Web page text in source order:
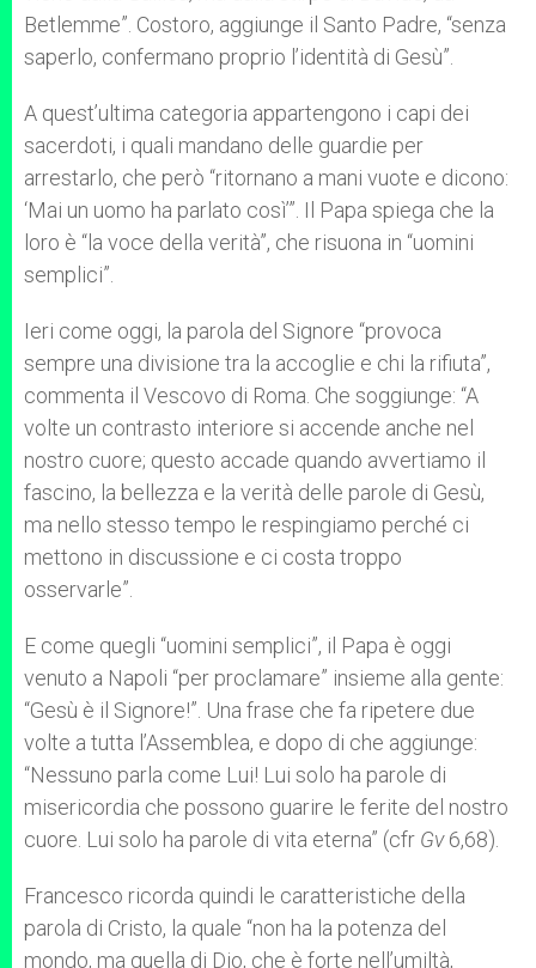
Betlemme”. Costoro, aggiunge il Santo Padre, “senza
saperlo, confermano proprio l’identità di Gesù”.
A quest’ultima categoria appartengono i capi dei
sacerdoti, i quali mandano delle guardie per
arrestarlo, che però “ritornano a mani vuote e dicono:
‘Mai un uomo ha parlato così’”. Il Papa spiega che la
loro è “la voce della verità”, che risuona in “uomini
semplici”.
Ieri come oggi, la parola del Signore “provoca
sempre una divisione tra la accoglie e chi la rifiuta”,
commenta il Vescovo di Roma. Che soggiunge: “A
volte un contrasto interiore si accende anche nel
nostro cuore; questo accade quando avvertiamo il
fascino, la bellezza e la verità delle parole di Gesù,
ma nello stesso tempo le respingiamo perché ci
mettono in discussione e ci costa troppo
osservarle”.
E come quegli “uomini semplici”, il Papa è oggi
venuto a Napoli “per proclamare” insieme alla gente:
“Gesù è il Signore!”. Una frase che fa ripetere due
volte a tutta l’Assemblea, e dopo di che aggiunge:
“Nessuno parla come Lui! Lui solo ha parole di
misericordia che possono guarire le ferite del nostro
cuore. Lui solo ha parole di vita eterna” (cfr Gv6,68).
Francesco ricorda quindi le caratteristiche della
parola di Cristo, la quale “non ha la potenza del
mondo, ma quella di Dio, che è forte nell’umiltà,